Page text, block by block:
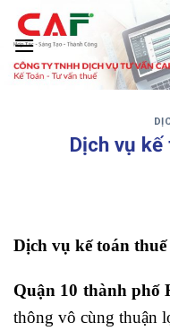
Skip
content
Dịch vụ kế
Dịch vụ kế toán
Quận 10 thành phố
thông vô cùng thuận